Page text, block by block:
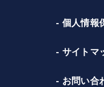
個人情報
サイトマ
お問い合